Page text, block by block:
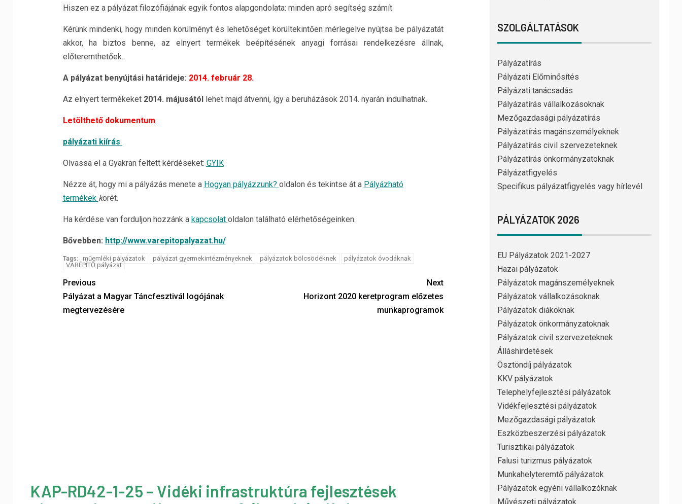
Hiszen ez a pályázat filozófiájának egyik fontos alapgondolata: minden apró segítség számít.
Kérünk mindenki, hogy minden körülményt és lehetőséget körültekintően mérlegelve nyújtsa be pályázatát
akkor, ha biztos benne, az elnyert termékek beépítésének anyagi forrásai rendelkezésre állnak,
előteremthetőek.
A pályázat benyújtási határideje: 2014. február 28.
Az elnyert termékeket 2014. májusátóllehet majd átvenni, így a beruházások 2014. nyarán indulhatnak.
Letölthető dokumentum
pályázati kiírás
Olvassa el a Gyakran feltett kérdéseket: GYIK
Nézze át, hogy mi a pályázás menete a Hogyan pályázzunk? oldalon és tekintse át a Pályázható
termékek körét.
Ha kérdése van forduljon hozzánk a kapcsolat oldalon található elérhetőségeinken.
Bővebben: http://www.varepitopalyazat.hu/
Tags: műemléki pályázatok pályázat gyermekintézményeknek pályázatok bölcsödéknek
pályázatok óvodáknak
VÁRÉPÍTŐ pályázat
Previous
Pályázat a Magyar Táncfesztivál logójának
megtervezésére
Next
Horizont 2020 keretprogram előzetes
munkaprogramok
KAP-RD42-1-25 – Vidéki infrastruktúra fejlesztések
SZOLGÁLTATÁSOK
Pályázatírás
Pályázati Előminősítés
Pályázati tanácsadás
Pályázatírás vállalkozásoknak
Mezőgazdasági pályázatírás
Pályázatírás magánszemélyeknek
Pályázatírás civil szervezeteknek
Pályázatírás önkormányzatoknak
Pályázatfigyelés
Specifikus pályázatfigyelés vagy hírlevél
PÁLYÁZATOK 2026
EU Pályázatok 2021-2027
Hazai pályázatok
Pályázatok magánszemélyeknek
Pályázatok vállalkozásoknak
Pályázatok diákoknak
Pályázatok önkormányzatoknak
Pályázatok civil szervezeteknek
Álláshirdetések
Ösztöndíj pályázatok
KKV pályázatok
Telephelyfejlesztési pályázatok
Vidékfejlesztési pályázatok
Mezőgazdasági pályázatok
Eszközbeszerzési pályázatok
Turisztikai pályázatok
Falusi turizmus pályázatok
Munkahelyteremtő pályázatok
Pályázatok egyéni vállalkozóknak
Művészeti pályázatok